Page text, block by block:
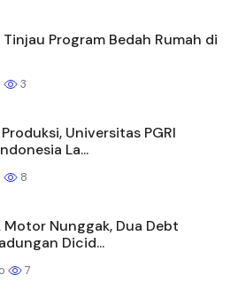
Tinjau Program Bedah Rumah di
3
Universitas PGRI
La...
8
Motor Nunggak, Dua Debt
Dicid...
7